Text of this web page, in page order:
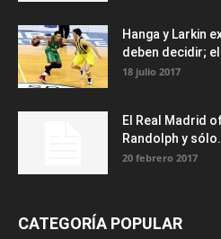
Hanga y Larkin
deben decidir;
18 julio 2017
El Real Madrid
Randolph y
20 febrero 2017
CATEGORÍA POPULAR